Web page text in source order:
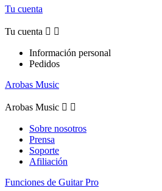
Tu cuenta
Tu cuenta  
Información personal
Pedidos
Arobas Music
Arobas Music  
Sobre nosotros
Prensa
Soporte
Afiliación
Funciones de Guitar Pro